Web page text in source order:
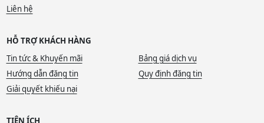
Liên hệ
HỖ TRỢ KHÁCH HÀNG
Tin tức & Khuyến mãi
Bảng giá dịch vụ
Hướng dẫn đăng tin
Quy định đăng tin
Giải quyết khiếu nại
TIỆN ÍCH